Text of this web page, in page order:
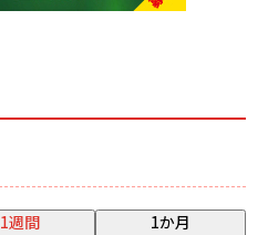
1週間 1か月